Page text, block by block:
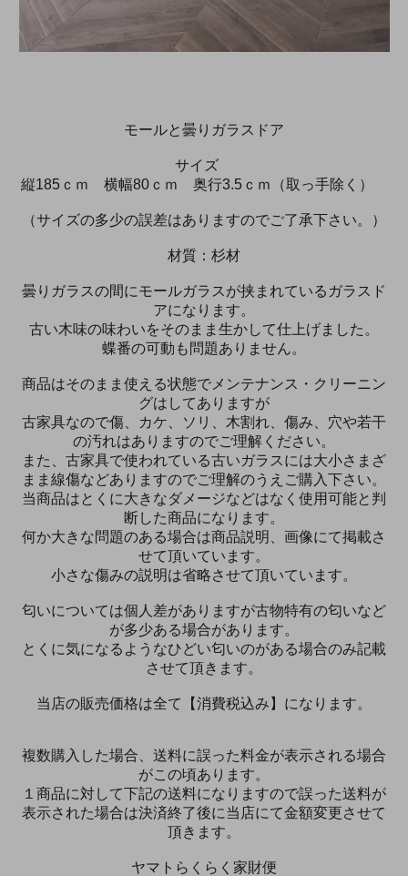
モールと曇りガラスドア
サイズ
縦185ｃｍ 横幅80ｃｍ 奥行3.5ｃｍ（取っ手除く）
（サイズの多少の誤差はありますのでご了承下さい。）
材質：杉材
曇りガラスの間にモールガラスが挟まれているガラスド
アになります。
古い木味の味わいをそのまま生かして仕上げました。
蝶番の可動も問題ありません。
商品はそのまま使える状態でメンテナンス・クリーニン
グはしてありますが
古家具なので傷、カケ、ソリ、木割れ、傷み、穴や若干
の汚れはありますのでご理解ください。
また、古家具で使われている古いガラスには大小さまざ
まま線傷などありますのでご理解のうえご購入下さい。
当商品はとくに大きなダメージなどはなく使用可能と判
断した商品になります。
何か大きな問題のある場合は商品説明、画像にて掲載さ
せて頂いています。
小さな傷みの説明は省略させて頂いています。
匂いについては個人差がありますが古物特有の匂いなど
が多少ある場合があります。
とくに気になるようなひどい匂いのがある場合のみ記載
させて頂きます。
当店の販売価格は全て【消費税込み】になります。
複数購入した場合、送料に誤った料金が表示される場合
がこの頃あります。
１商品に対して下記の送料になりますので誤った送料が
表示された場合は決済終了後に当店にて金額変更させて
頂きます。
ヤマトらくらく家財便